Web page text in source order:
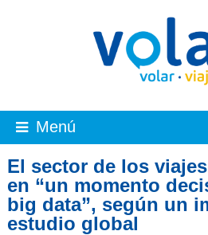
Menú
El sector de los
en “un momento
big data”, según un
estudio global